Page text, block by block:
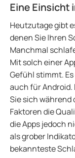
Eine Einsicht
Heutzutage gibt
denen Sie Ihren
Manchmal
Mit solch einer
Gefühl stimmt.
auch für Android.
Sie sich während
Faktoren die
die Apps jedoch
als grober
bekannteste